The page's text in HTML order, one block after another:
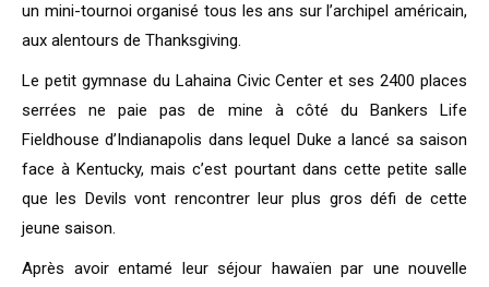
un mini-tournoi organisé tous les ans sur l’archipel américain,
aux alentours de Thanksgiving.
Le petit gymnase du Lahaina Civic Center et ses 2400 places
serrées ne paie pas de mine à côté du Bankers Life
Fieldhouse d’Indianapolis dans lequel Duke a lancé sa saison
face à Kentucky, mais c’est pourtant dans cette petite salle
que les Devils vont rencontrer leur plus gros défi de cette
jeune saison.
Après avoir entamé leur séjour hawaïen par une nouvelle